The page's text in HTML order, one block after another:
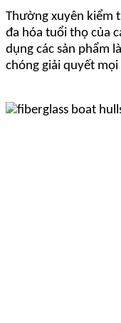
Thường xuyên kiểm
đa hóa tuổi thọ của
dụng các sản phẩm
chóng giải quyết